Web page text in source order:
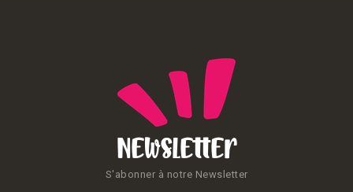
Newsletter
S'abonner à notre Newsletter